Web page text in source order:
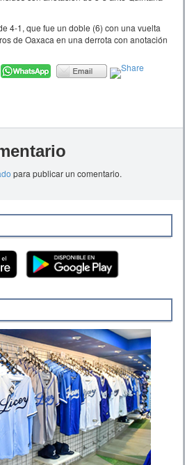
4-1, que fue un doble (6) con una vuelta
de Oaxaca en una derrota con anotación
para publicar un comentario.